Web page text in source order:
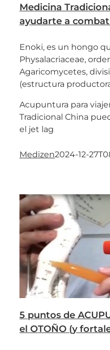
Medicina
ayudarte a
Enoki, es un hongo
Physalacriaceae,
Agaricomycetes,
(estructura
Acupuntura para
Tradicional China
el jet lag
Medizen2024-12-
5 puntos de
el OTOÑO (y